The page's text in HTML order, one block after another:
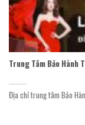
Trung Tâm Bảo Hành
Địa chỉ trung tâm Bảo